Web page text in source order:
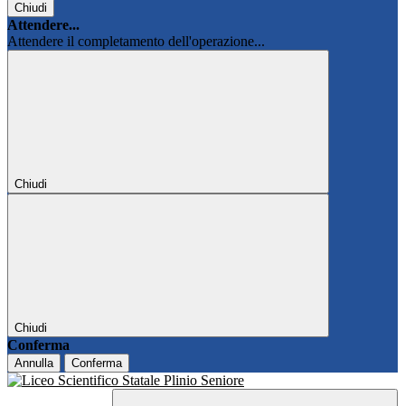
Chiudi
Attendere...
Attendere il completamento dell'operazione...
Chiudi
Chiudi
Conferma
Annulla Conferma